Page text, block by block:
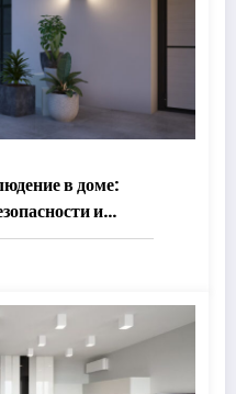
в доме:
и